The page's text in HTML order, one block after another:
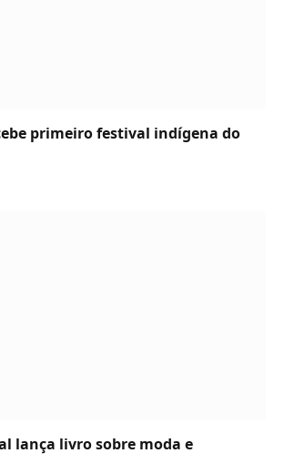
primeiro festival indígena do
lança livro sobre moda e